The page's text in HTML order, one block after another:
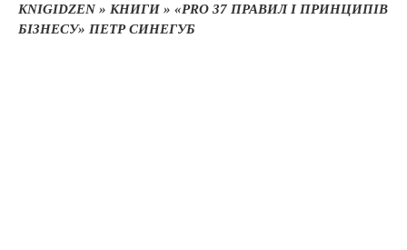
KNIGIDZEN» КНИГИ » «PRO 37 ПРАВИЛ І ПРИНЦИПІВ
БІЗНЕСУ» ПЕТР СИНЕГУБ